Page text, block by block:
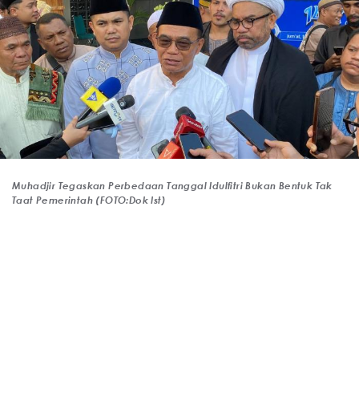
Muhadjir Tegaskan Perbedaan Tanggal Idulfitri Bukan Bentuk Tak
Taat Pemerintah (FOTO:Dok Ist)